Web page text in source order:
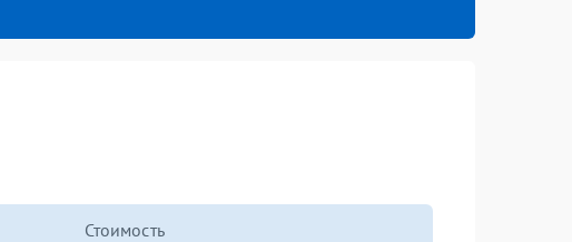
Стоимость